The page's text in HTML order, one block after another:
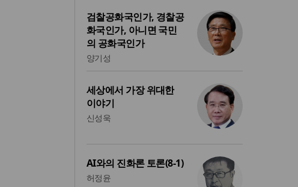
검찰공화국인가, 경찰공
화국인가, 아니면 국민
의 공화국인가
양기성
세상에서 가장 위대한
이야기
신성욱
AI와의 진화론 토론(8-1)
허정윤